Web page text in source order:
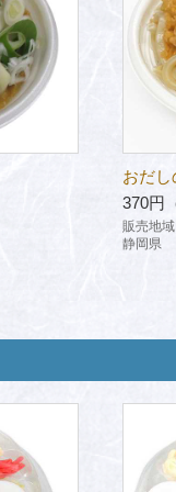
おだ
370円
販売地
静岡県